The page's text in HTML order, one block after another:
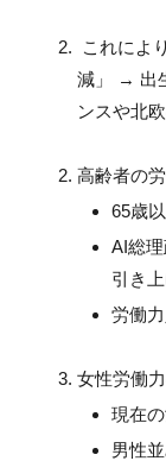
これによ
減」 → 出
ンスや北
高齢者の
65歳
AI総
引き
労働
女性労働
現在
男性